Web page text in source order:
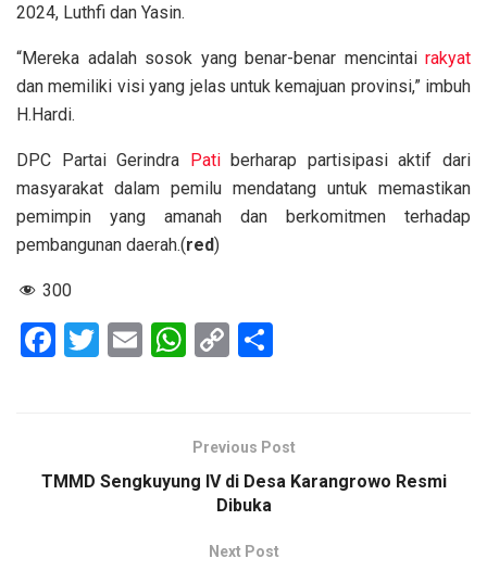
2024, Luthfi dan Yasin.
“Mereka adalah sosok yang benar-benar mencintai rakyat
dan memiliki visi yang jelas untuk kemajuan provinsi,” imbuh
H.Hardi.
DPC Partai Gerindra Patiberharap partisipasi aktif dari
masyarakat dalam pemilu mendatang untuk memastikan
pemimpin yang amanah dan berkomitmen terhadap
pembangunan daerah.(red)
300
F
o
T
E
W
s
A
C
Li
n
k
e
Previous Post
TMMD Sengkuyung IV di Desa Karangrowo Resmi
Dibuka
Next Post